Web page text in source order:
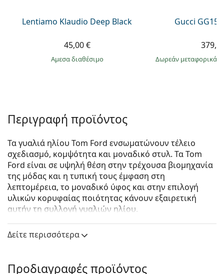
Lentiamo Klaudio Deep Black
45,00 €
άμεσα διαθέσιμο
Gucci
Δωρεάν μεταφορικά
Περιγραφή προϊόντος
Τα γυαλιά ηλίου Tom Ford ενσωματώνουν τέλειο
σχεδιασμό, κομψότητα και μοναδικό στυλ. Τα Tom
Ford είναι σε υψηλή θέση στην τρέχουσα βιομηχανία
της μόδας και η τυπική τους έμφαση στη
λεπτομέρεια, το μοναδικό ύφος και στην επιλογή
υλικών κορυφαίας ποιότητας κάνουν εξαιρετική
αυτήν τη συλλογή γυαλιών ηλίου.
Tom Ford Renee FT0847 01B 52είναι unisex γυαλιά
ηλίου.
με τη λειτουργία του Εικονικού καθρέφτη του
Δείτε περισσότερα
Προδιαγραφές προϊόντος